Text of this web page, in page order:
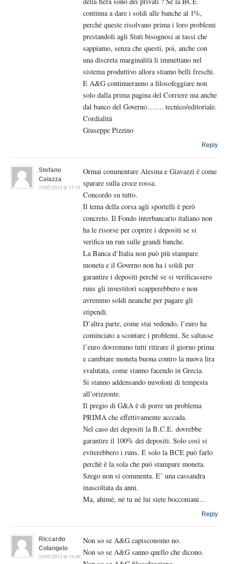
continua a dare i soldi alle banche al 1%,
perché queste risolvano prima i loro problemi
prestandoli agli Stati bisognosi ai tassi che
sappiamo, senza che questi, poi, anche con
una discreta marginalità li immettano nel
sistema produttivo allora stiamo belli freschi.
E A&G continueranno a filosofeggiare non
solo dalla prima pagina del Corriere ma anche
dal banco del Governo……. tecnico/editoriale.
Cordialità
Giuseppe Pizzino
Reply
Stefano
Caiazza
23/05/2012 @ 17:35
Ormai commentare Alesina e Giavazzi è come
sparare sulla croce rossa.
Concordo su tutto.
Il tema della corsa agli sportelli è però
concreto. Il Fondo interbancario italiano non
ha le risorse per coprire i depositi se si
verifica un run sulle grandi banche.
La Banca d’Italia non può più stampare
moneta e il Governo non ha i soldi per
garantire i depositi perchè se si verificassero
runs gli investitori scapperebbero e non
avremmo soldi neanche per pagare gli
stipendi.
D’altra parte, come stai vedendo, l’euro ha
cominciato a scontare i problemi. Se saltasse
l’euro dovremmo tutti ritirare il giorno prima
e cambiare moneta buona contro la nuova lira
svalutata, come stanno facendo in Grecia.
Si stanno addensando nuvoloni di tempesta
all’orizzonte.
Il pregio di G&A è di porre un problema
PRIMA che effettivamente acccada.
Nel caso dei depositi la B.C.E. dovrebbe
garantire il 100% dei depositi. Solo così si
eviterebbero i runs. E solo la BCE può farlo
perchè è la sola che può stampare moneta.
Szego non si commenta. E’ una cassandra
inascoltata da anni.
Ma, ahimè, né tu né lui siete bocconiani…
Reply
Riccardo
Colangelo
23/05/2012 @ 19:46
Non so se A&G capisconomo no.
Non so se A&G sanno quello che dicono.